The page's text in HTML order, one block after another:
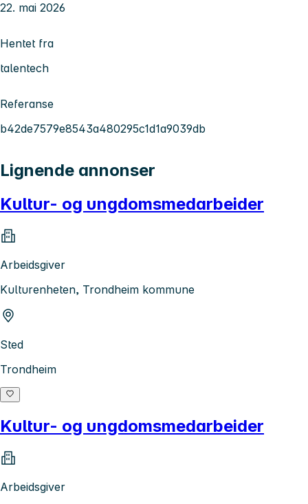
22. mai 2026
Hentet fra
talentech
Referanse
b42de7579e8543a480295c1d1a9039db
Lignende annonser
Kultur- og ungdomsmedarbeider
Arbeidsgiver
Kulturenheten, Trondheim kommune
Sted
Trondheim
Kultur- og ungdomsmedarbeider
Arbeidsgiver